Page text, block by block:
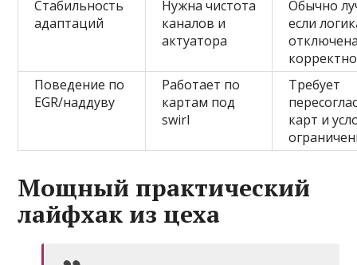
Стабильность
адаптаций
Нужна чистота
каналов и
актуатора
Обычно
если
корректно
Поведение по
EGR/наддуву
Работает по
картам под
swirl
Требует
карт и
Мощный практический
лайфхак из цеха